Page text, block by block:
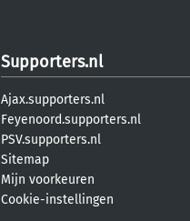
Supporters.nl
Ajax.supporters.nl
Feyenoord.supporters.nl
PSV.supporters.nl
Sitemap
Mijn voorkeuren
Cookie-instellingen